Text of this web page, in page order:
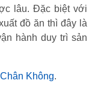
lâu. Đặc biệt với
đồ ăn thì đây là
hành duy trì sản
Không.